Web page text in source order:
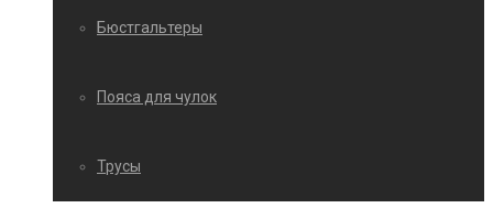
Бюстгальтеры
Пояса для чулок
Трусы